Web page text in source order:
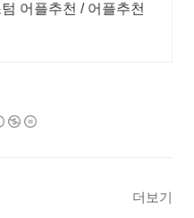
어플추천 / 어플추천
더보기